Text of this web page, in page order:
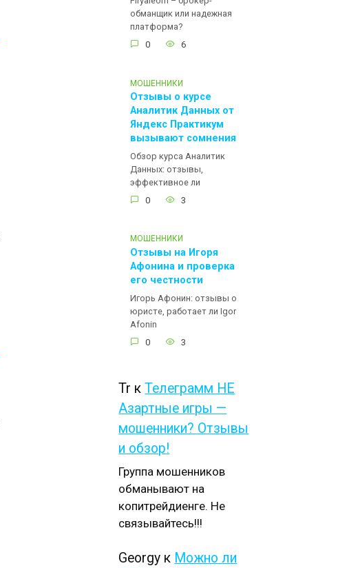
обманщик или надежная
платформа?
0
6
МОШЕННИКИ
Отзывы о курсе
Аналитик Данных от
Яндекс Практикум
вызывают сомнения
Обзор курса Аналитик
Данных: отзывы,
эффективное ли
0
3
МОШЕННИКИ
Отзывы на Игоря
Афонина и проверка
его честности
Игорь Афонин: отзывы о
юристе, работает ли Igor
Afonin
0
3
Tr кТелеграмм НЕ
Азартные игры —
мошенники? Отзывы
и обзор!
Группа мошенников
обманывают на
копитрейдиенге. Не
связывайтесь!!!
Georgy к Можно ли